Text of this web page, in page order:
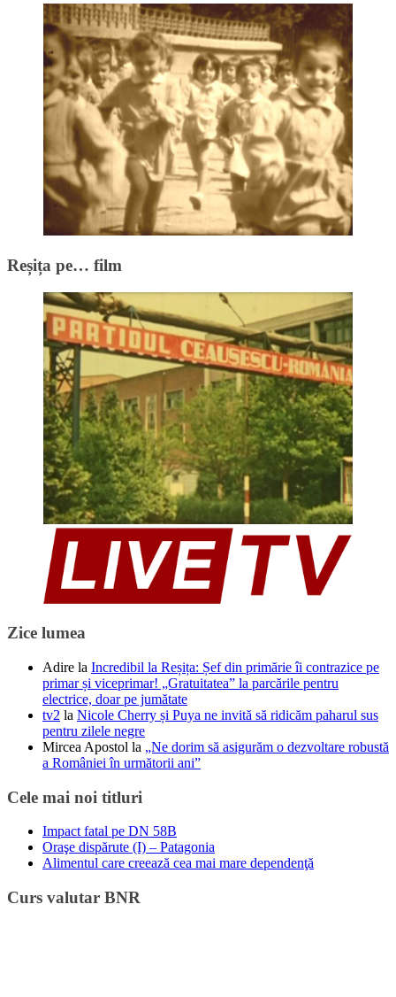
Reșița pe… film
Zice lumea
Adire la Incredibil la Reșița: Șef din primărie îi contrazice pe
primar și viceprimar! „Gratuitatea” la parcările pentru
electrice, doar pe jumătate
tv2 la Nicole Cherry și Puya ne invită să ridicăm paharul sus
pentru zilele negre
Mircea Apostol la „Ne dorim să asigurăm o dezvoltare robustă
a României în următorii ani”
Cele mai noi titluri
Impact fatal pe DN 58B
Oraşe dispărute (I) – Patagonia
Alimentul care creează cea mai mare dependenţă
Curs valutar BNR